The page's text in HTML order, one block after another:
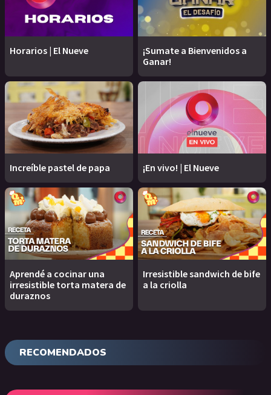
Horarios | El Nueve
¡Sumate a Bienvenidos a
Ganar!
Increíble pastel de papa ¡En vivo! | El Nueve
Aprendé a cocinar una
irresistible torta matera de
duraznos
Irresistible sandwich de bife
a la criolla
RECOMENDADOS